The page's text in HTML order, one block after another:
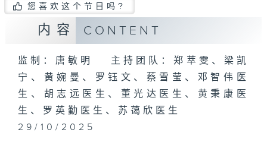
您喜欢这个节目吗?
内容 CONTENT
监制：唐敏明 主持团队：郑萃雯、梁凯
宁、黄婉曼、罗钰文、蔡雪莹、邓智伟医
生、胡志远医生、董光达医生、黄秉康医
生、罗英勤医生、苏蔼欣医生
29/10/2025